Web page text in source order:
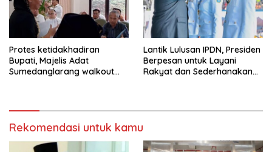
Protes ketidakhadiran
Bupati, Majelis Adat
Sumedanglarang walkout
Lantik Lulusan IPDN, Presiden
Berpesan untuk Layani
Rakyat dan Sederhanakan
Rekomendasi untuk kamu